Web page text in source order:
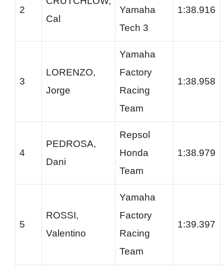
2
Cal
Yamaha
Tech 3
1:38.916
3
LORENZO,
Jorge
Yamaha
Factory
Racing
Team
1:38.958
4
PEDROSA,
Dani
Repsol
Honda
Team
1:38.979
5
ROSSI,
Valentino
Yamaha
Factory
Racing
Team
1:39.397